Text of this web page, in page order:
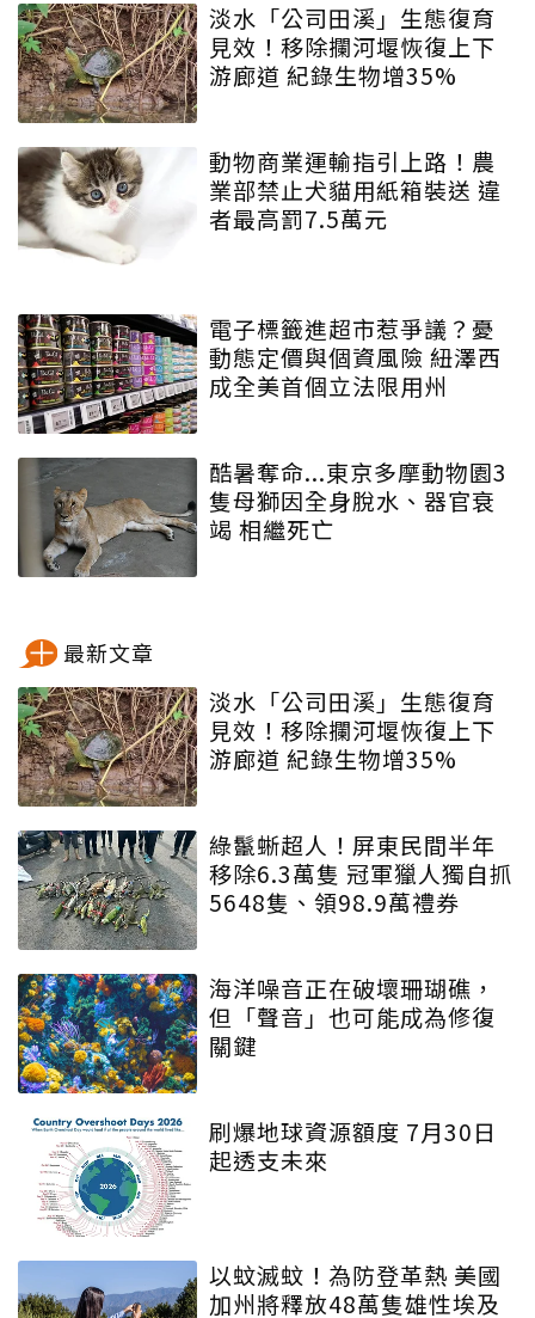
淡水「公司田溪」生態復育
見效！移除攔河堰恢復上下
游廊道 紀錄生物增35%
動物商業運輸指引上路！農
業部禁止犬貓用紙箱裝送 違
者最高罰7.5萬元
電子標籤進超市惹爭議？憂
動態定價與個資風險 紐澤西
成全美首個立法限用州
酷暑奪命...東京多摩動物園3
隻母獅因全身脫水、器官衰
竭 相繼死亡
最新文章
淡水「公司田溪」生態復育
見效！移除攔河堰恢復上下
游廊道 紀錄生物增35%
綠鬣蜥超人！屏東民間半年
移除6.3萬隻 冠軍獵人獨自抓
5648隻、領98.9萬禮券
海洋噪音正在破壞珊瑚礁，
但「聲音」也可能成為修復
關鍵
刷爆地球資源額度 7月30日
起透支未來
以蚊滅蚊！為防登革熱 美國
加州將釋放48萬隻雄性埃及